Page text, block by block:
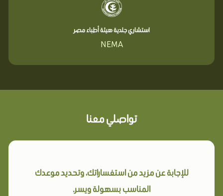
استشاري جلدية هيئة أطباء مصر
NEMA
تواصلي معنا
للإجابة عن مزيد من استفساراتك، وتحديد موعدك
المناسب بسهولة ويسر.